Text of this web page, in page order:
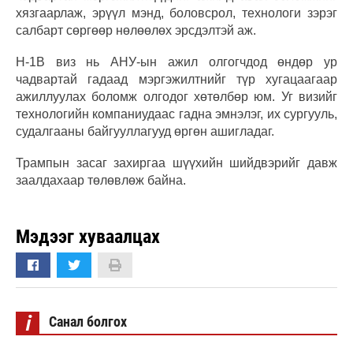
хязгаарлаж, эрүүл мэнд, боловсрол, технологи зэрэг
салбарт сөргөөр нөлөөлөх эрсдэлтэй аж.
H-1B виз нь АНУ-ын ажил олгогчдод өндөр ур
чадвартай гадаад мэргэжилтнийг түр хугацаагаар
ажиллуулах боломж олгодог хөтөлбөр юм. Уг визийг
технологийн компаниудаас гадна эмнэлэг, их сургууль,
судалгааны байгууллагууд өргөн ашигладаг.
Трампын засаг захиргаа шүүхийн шийдвэрийг давж
заалдахаар төлөвлөж байна.
Мэдээг хуваалцах
i Санал болгох